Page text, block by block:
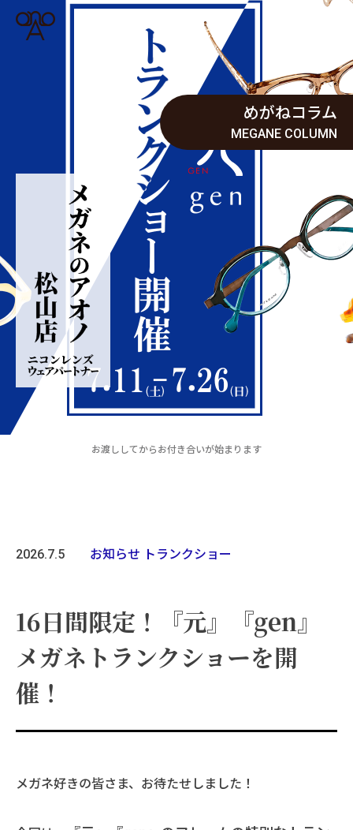
お渡ししてからお付き合いが始まります
めがねコラム
2026.7.5 お知らせ トランクショー
16日間限定！『元』『gen』
メガネトランクショーを開
催！
メガネ好きの皆さま、お待たせしました！